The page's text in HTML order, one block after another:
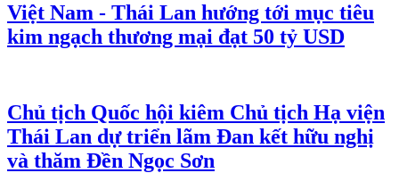
Việt Nam - Thái Lan hướng tới mục tiêu
kim ngạch thương mại đạt 50 tỷ USD
Chủ tịch Quốc hội kiêm Chủ tịch Hạ viện
Thái Lan dự triển lãm Đan kết hữu nghị
và thăm Đền Ngọc Sơn